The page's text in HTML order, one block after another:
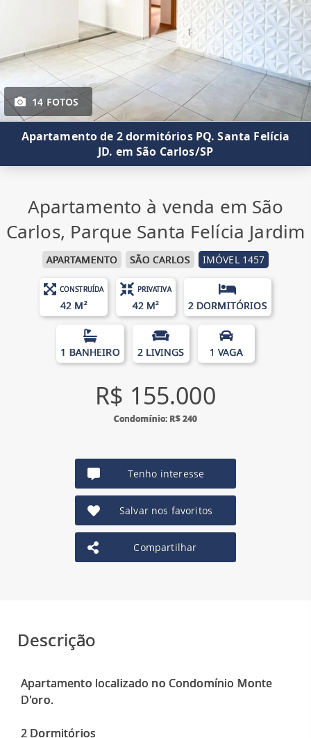
14 FOTOS
Apartamento de 2 dormitórios PQ. Santa Felícia
JD. em São Carlos/SP
Apartamento à venda em São
Carlos, Parque Santa Felícia Jardim
APARTAMENTO SÃO CARLOS IMÓVEL 1457
CONSTRUÍDA
42 M²
PRIVATIVA
42 M² 2 DORMITÓRIOS
1 BANHEIRO 2 LIVINGS 1 VAGA
R$ 155.000
Condomínio: R$ 240
Tenho interesse
Salvar nos favoritos
Compartilhar
Descrição
Apartamento localizado no Condomínio Monte
D'oro.
2 Dormitórios